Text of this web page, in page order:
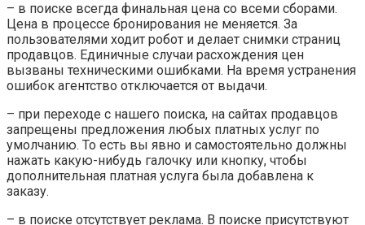
– в поиске всегда финальная цена со всеми сборами.
Цена в процессе бронирования не меняется. За
пользователями ходит робот и делает снимки страниц
продавцов. Единичные случаи расхождения цен
вызваны техническими ошибками. На время устранения
ошибок агентство отключается от выдачи.
– при переходе с нашего поиска, на сайтах продавцов
запрещены предложения любых платных услуг по
умолчанию. То есть вы явно и самостоятельно должны
нажать какую-нибудь галочку или кнопку, чтобы
дополнительная платная услуга была добавлена к
заказу.
– в поиске отсутствует реклама. В поиске присутствуют